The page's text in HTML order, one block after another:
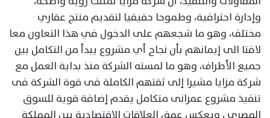
وإدارة احترافية، وطموحا حقيقيا لتقديم منتج عقاري
مختلف، وهو ما شجعهم على الدخول في هذا التعاون معا
لافتا الى إيمانهم بأن نجاح أي مشروع يبدأ من التكامل بين
جميع الأطراف، وهو ما لمسته الشركة منذ بداية العمل مع
شركة مزايا مشيرا إلى ثقتهم الكاملة فى قوة الشركة فى
تنفيذ مشروع عمرانى متكامل يقدم إضافة قوية للسوق